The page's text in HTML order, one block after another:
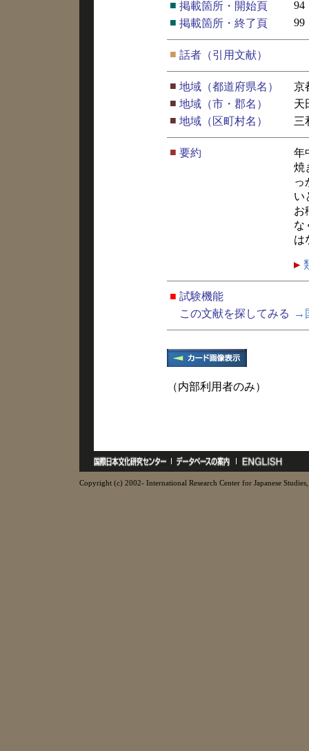
■ 掲載箇所・開始頁
94
■ 掲載箇所・終了頁 99
■ 話者（引用文献）
■ 地域（都道府県名）
京
■ 地域（市・郡名）
天
■ 地域（区町村名） 三
■ 要約
年
焼
っ
い
お
な
は
■ 試験機能
この文献を探してみる
→
（内部利用者のみ）
Copyright (c) 2002- International Research Center for Japanese